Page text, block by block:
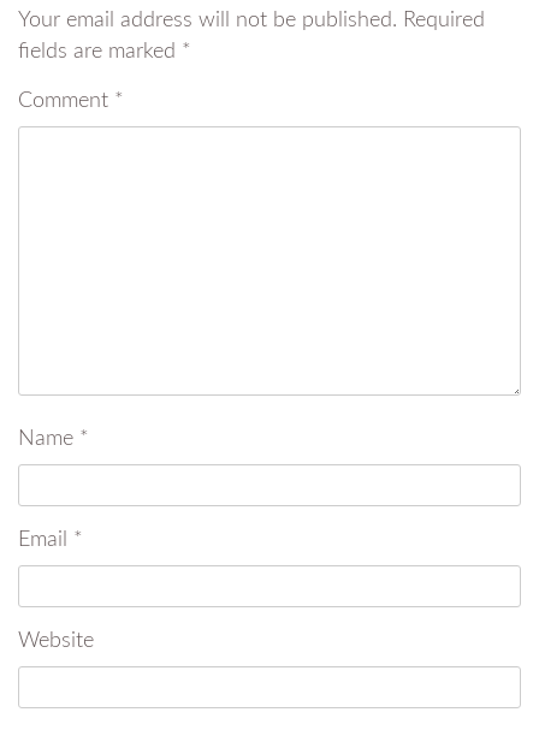
Your email address will not be published. Required
fields are marked *
Comment *
Name *
Email *
Website